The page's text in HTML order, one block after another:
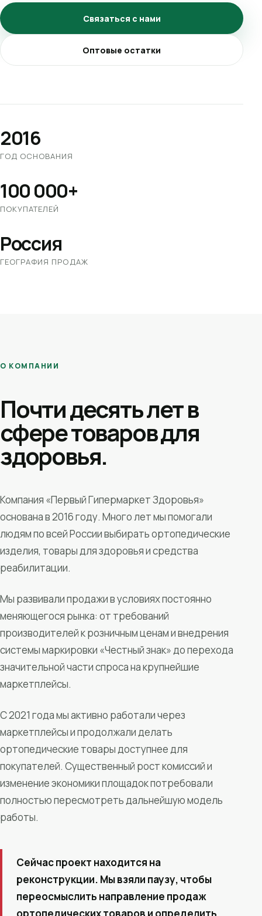
Связаться с нами
Оптовые остатки
2016
ГОД ОСНОВАНИЯ
100 000+
ПОКУПАТЕЛЕЙ
Россия
ГЕОГРАФИЯ ПРОДАЖ
О КОМПАНИИ
Почти десять лет в
сфере товаров для
здоровья.
Компания «Первый Гипермаркет Здоровья»
основана в 2016 году. Много лет мы помогали
людям по всей России выбирать ортопедические
изделия, товары для здоровья и средства
реабилитации.
Мы развивали продажи в условиях постоянно
меняющегося рынка: от требований
производителей к розничным ценам и внедрения
системы маркировки «Честный знак» до перехода
значительной части спроса на крупнейшие
маркетплейсы.
С 2021 года мы активно работали через
маркетплейсы и продолжали делать
ортопедические товары доступнее для
покупателей. Существенный рост комиссий и
изменение экономики площадок потребовали
полностью пересмотреть дальнейшую модель
работы.
Сейчас проект находится на
реконструкции. Мы взяли паузу, чтобы
переосмыслить направление продаж